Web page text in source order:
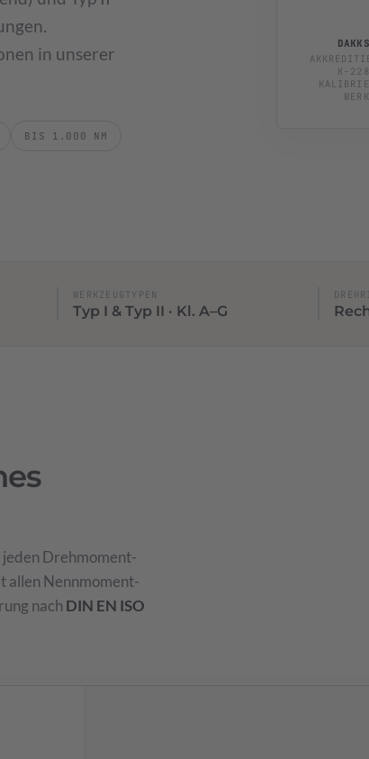
→
in unserer
BIS 1.000 NM
K-
WERKZEUGTYPEN
Typ I & Typ II · Kl. A–G
jeden Drehmoment-
allen Nennmoment-
nach DIN EN ISO